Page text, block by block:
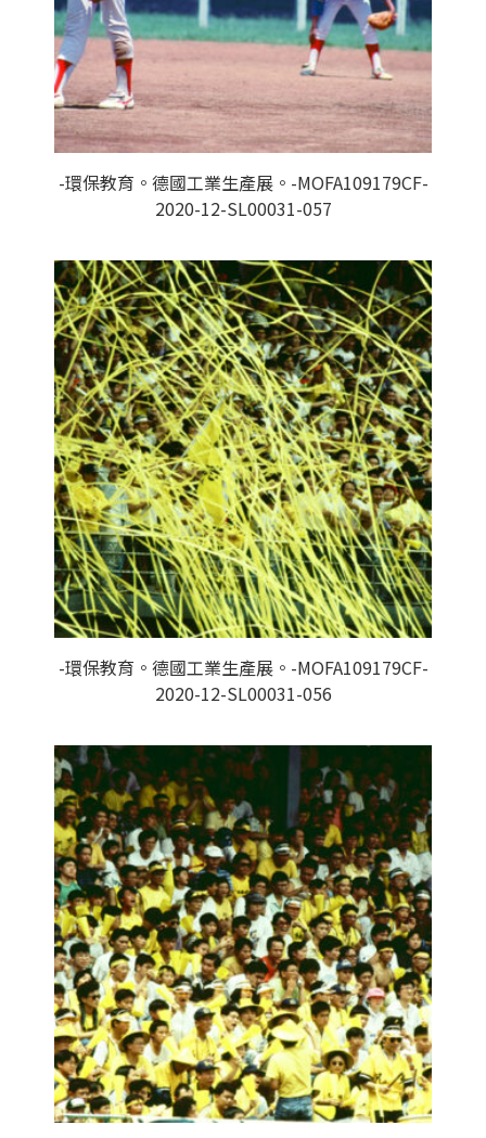
-環保教育。德國工業生產展。-MOFA109179CF-
2020-12-SL00031-057
-環保教育。德國工業生產展。-MOFA109179CF-
2020-12-SL00031-056